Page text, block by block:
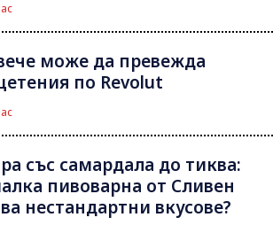
може да превежда
по Revolut
със самардала до тиква:
пивоварна от Сливен
нестандартни вкусове?